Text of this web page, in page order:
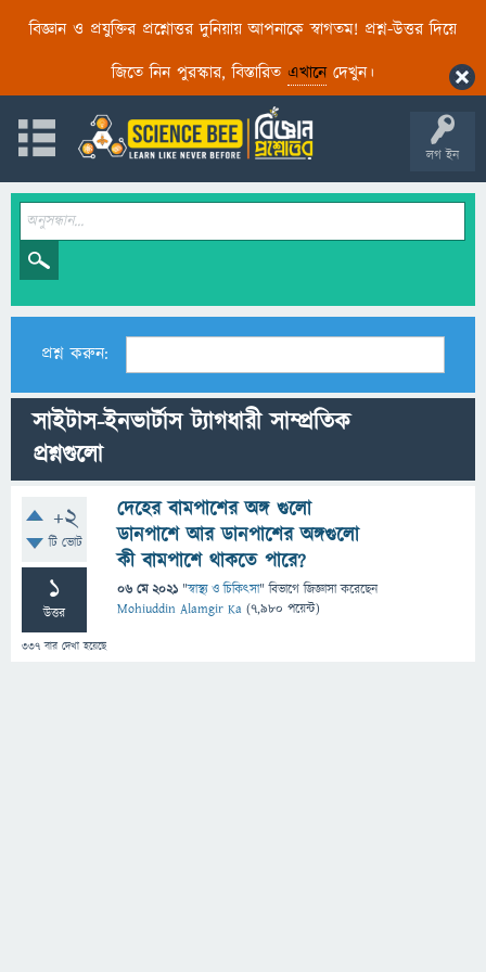
বিজ্ঞান ও প্রযুক্তির প্রশ্নোত্তর দুনিয়ায় আপনাকে স্বাগতম! প্রশ্ন-উত্তর দিয়ে
জিতে নিন পুরস্কার, বিস্তারিত এখানেদেখুন।
লগ ইন
প্রশ্ন করুন:
সাইটাস-ইনভার্টাস ট্যাগধারী সাম্প্রতিক
প্রশ্নগুলো
+2
টি ভোট
1
উত্তর
337 বার দেখা হয়েছে
দেহের বামপাশের অঙ্গ গুলো
ডানপাশে আর ডানপাশের অঙ্গগুলো
কী বামপাশে থাকতে পারে?
06 মে 2021 "স্বাস্থ্য ও চিকিৎসা" বিভাগে জিজ্ঞাসাকরেছেন
Mohiuddin Alamgir Ka (7,980 পয়েন্ট)